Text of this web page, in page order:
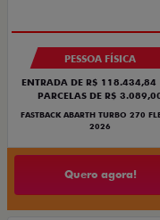
PESSOA FÍSICA
ENTRADA DE R$
PARCELAS DE R$
FASTBACK ABARTH TURBO 270
2026
Quero agora!